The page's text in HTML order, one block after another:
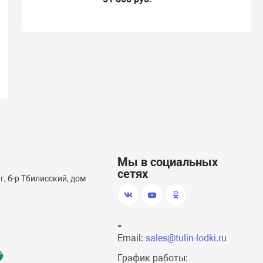
б-р Тбилисский, дом
Мы в социальных
сетях
-
Email: sales@tulin-lodki.ru
График работы: